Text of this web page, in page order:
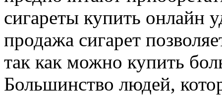
сигареты купить онлайн
продажа сигарет
так как можно купить
Большинство людей,